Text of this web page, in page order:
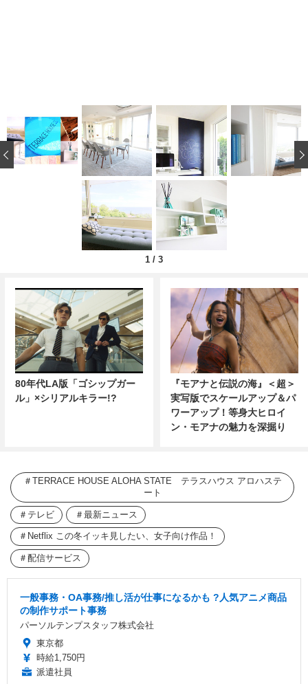
1 / 3
‹
80年代LA版「ゴシップガー
ル」×シリアルキラー!?
『モアナと伝説の海』＜超＞
実写版でスケールアップ＆パ
ワーアップ！等身大ヒロイ
ン・モアナの魅力を深掘り
TERRACE HOUSE ALOHA STATE テラスハウス アロハステ
ート
テレビ 最新ニュース
Netflix この冬イッキ見したい、女子向け作品！
配信サービス
一般事務・OA事務/推し活が仕事になるかも ?人気アニメ商品
の制作サポート事務
パーソルテンプスタッフ株式会社
東京都
時給1,750円
派遣社員